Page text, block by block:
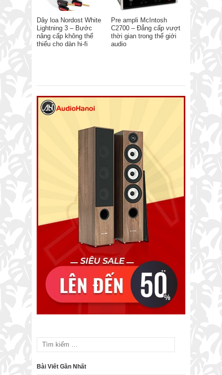
Dây loa Nordost White
Lightning 3 – Bước
nâng cấp không thể
thiếu cho dàn hi-fi
Pre ampli McIntosh
C2700 – Đẳng cấp vượt
thời gian trong thế giới
audio
Bài Viết Gần Nhất